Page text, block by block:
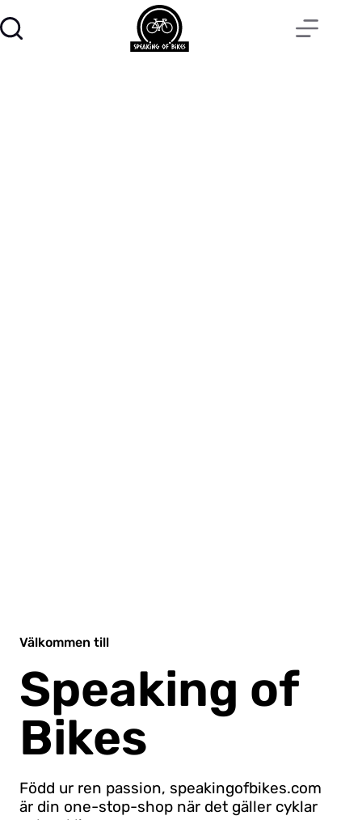
Välkommen till
Speaking of
Bikes
Född ur ren passion, speakingofbikes.com
är din one-stop-shop när det gäller cyklar